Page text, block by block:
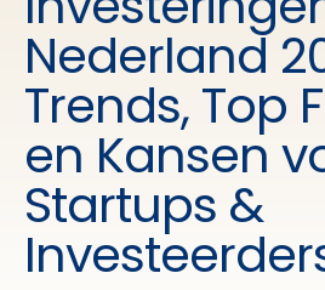
Nederland
Trends, Top
en Kansen
Startups &